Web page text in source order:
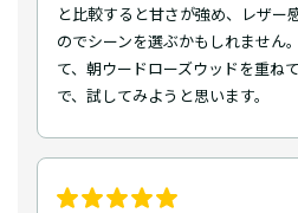
と比較すると甘さが強め、レザー
のでシーンを選ぶかもしれません
て、朝ウードローズウッドを重ね
で、試してみようと思います。